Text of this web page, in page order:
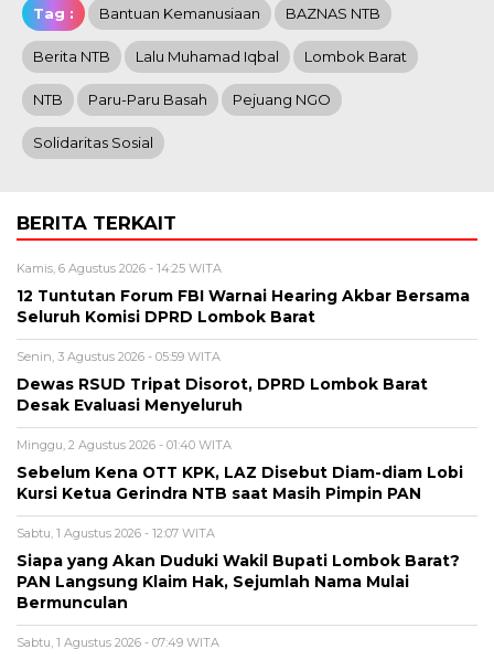
Tag : Bantuan Kemanusiaan BAZNAS NTB
Berita NTB Lalu Muhamad Iqbal Lombok Barat
NTB Paru-Paru Basah Pejuang NGO
Solidaritas Sosial
BERITA TERKAIT
Kamis, 6 Agustus 2026 - 14:25 WITA
12 Tuntutan Forum FBI Warnai Hearing Akbar Bersama
Seluruh Komisi DPRD Lombok Barat
Senin, 3 Agustus 2026 - 05:59 WITA
Dewas RSUD Tripat Disorot, DPRD Lombok Barat
Desak Evaluasi Menyeluruh
Minggu, 2 Agustus 2026 - 01:40 WITA
Sebelum Kena OTT KPK, LAZ Disebut Diam-diam Lobi
Kursi Ketua Gerindra NTB saat Masih Pimpin PAN
Sabtu, 1 Agustus 2026 - 12:07 WITA
Siapa yang Akan Duduki Wakil Bupati Lombok Barat?
PAN Langsung Klaim Hak, Sejumlah Nama Mulai
Bermunculan
Sabtu, 1 Agustus 2026 - 07:49 WITA